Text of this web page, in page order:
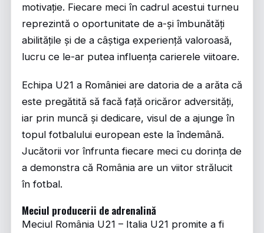
motivație. Fiecare meci în cadrul acestui turneu
reprezintă o oportunitate de a-și îmbunătăți
abilitățile și de a câștiga experiență valoroasă,
lucru ce le-ar putea influența carierele viitoare.
Echipa U21 a României are datoria de a arăta că
este pregătită să facă față oricăror adversități,
iar prin muncă și dedicare, visul de a ajunge în
topul fotbalului european este la îndemână.
Jucătorii vor înfrunta fiecare meci cu dorința de
a demonstra că România are un viitor strălucit
în fotbal.
Meciul producerii de adrenalină
Meciul România U21 – Italia U21 promite a fi